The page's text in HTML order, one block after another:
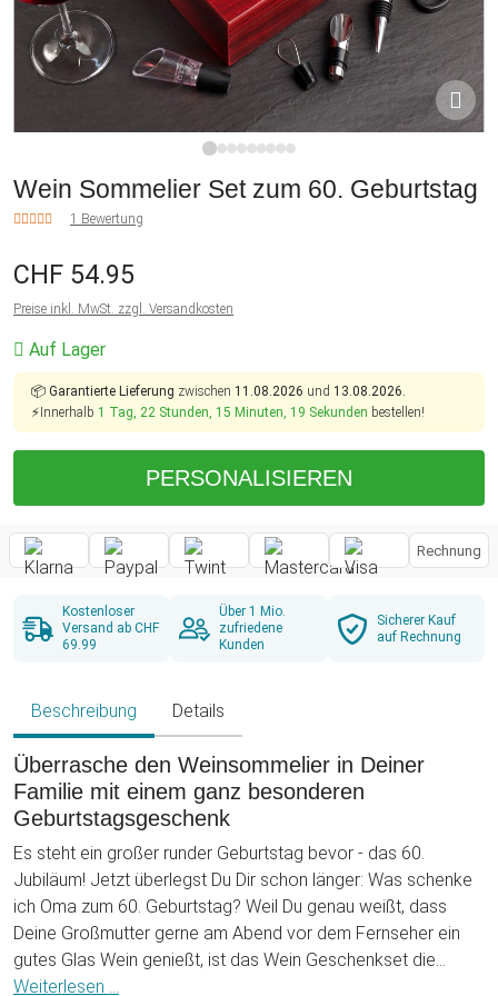
Wein Sommelier Set zum 60. Geburtstag
1 Bewertung
CHF 54.95
Preise inkl. MwSt. zzgl. Versandkosten
Auf Lager
📦 Garantierte Lieferung zwischen 11.08.2026 und 13.08.2026.
⚡Innerhalb 1 Tag, 22 Stunden, 15 Minuten, 19 Sekunden bestellen!
PERSONALISIEREN
Rechnung
Kostenloser
Versand ab CHF
69.99
Über 1 Mio.
zufriedene
Kunden
Sicherer Kauf
auf Rechnung
Beschreibung Details
Überrasche den Weinsommelier in Deiner
Familie mit einem ganz besonderen
Geburtstagsgeschenk
Es steht ein großer runder Geburtstag bevor - das 60.
Jubiläum! Jetzt überlegst Du Dir schon länger: Was schenke
ich Oma zum 60. Geburtstag? Weil Du genau weißt, dass
Deine Großmutter gerne am Abend vor dem Fernseher ein
gutes Glas Wein genießt, ist das Wein Geschenkset die
perfekte Geburtstagsüberraschung. In dem hochwertigen
Weiterlesen ...